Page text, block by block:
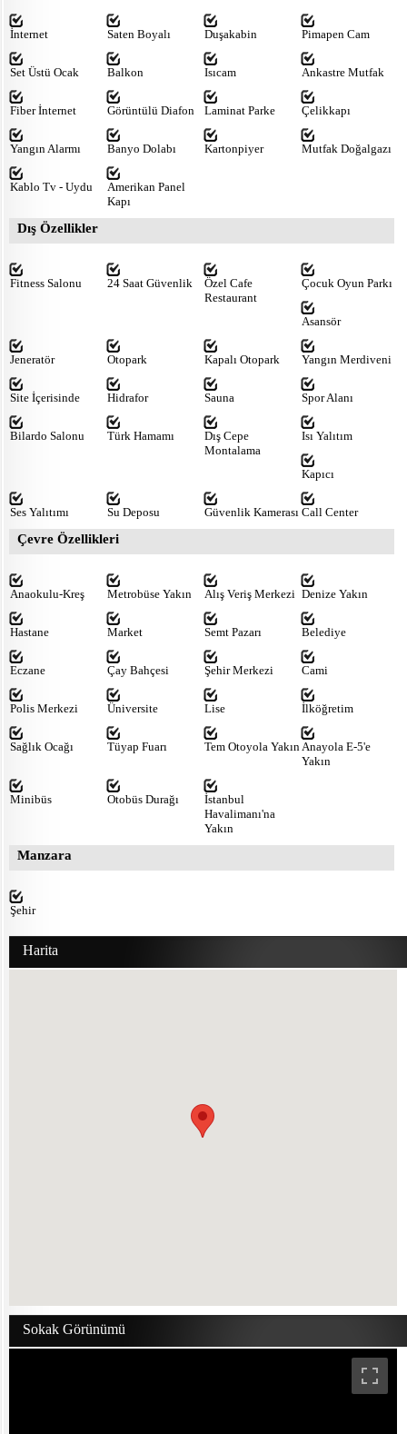
İnternet Saten Boyalı Duşakabin Pimapen Cam
Set Üstü Ocak Balkon Isıcam Ankastre Mutfak
Fiber İnternet Görüntülü Diafon Laminat Parke Çelikkapı
Yangın Alarmı Banyo Dolabı Kartonpiyer Mutfak Doğalgazı
Kablo Tv - Uydu
Amerikan Panel
Kapı
Dış Özellikler
Fitness Salonu 24 Saat Güvenlik
Özel Cafe
Restaurant
Çocuk Oyun Parkı
Asansör
Jeneratör Otopark Kapalı Otopark Yangın Merdiveni
Site İçerisinde Hidrafor Sauna Spor Alanı
Bilardo Salonu Türk Hamamı
Dış Cepe
Montalama
Isı Yalıtım
Kapıcı
Ses Yalıtımı Su Deposu Güvenlik Kamerası Call Center
Çevre Özellikleri
Anaokulu-Kreş Metrobüse Yakın Alış Veriş Merkezi Denize Yakın
Hastane Market Semt Pazarı Belediye
Eczane Çay Bahçesi Şehir Merkezi Cami
Polis Merkezi Üniversite Lise İlköğretim
Sağlık Ocağı Tüyap Fuarı Tem Otoyola Yakın Anayola E-5'e
Yakın
Minibüs Otobüs Durağı
İstanbul
Havalimanı'na
Yakın
Manzara
Şehir
Harita
Sokak Görünümü